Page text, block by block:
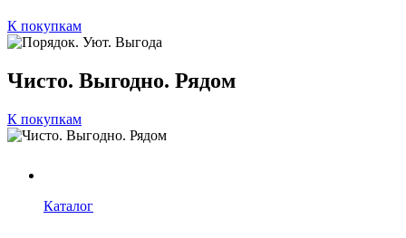
К покупкам
Чисто. Выгодно. Рядом
К покупкам
Каталог